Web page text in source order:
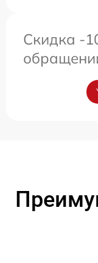
Скидка -